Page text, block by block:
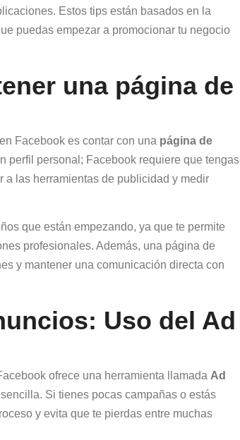
Estos tips están basados en la
puedas empezar a promocionar tu negocio
una página de
Facebook es contar con una página de
perfil personal; Facebook requiere que tengas
las herramientas de publicidad y medir
que están empezando, ya que te permite
profesionales. Además, una página de
y mantener una comunicación directa con
Uso del Ad
ofrece una herramienta llamada Ad
Si tienes pocas campañas o estás
y evita que te pierdas entre muchas